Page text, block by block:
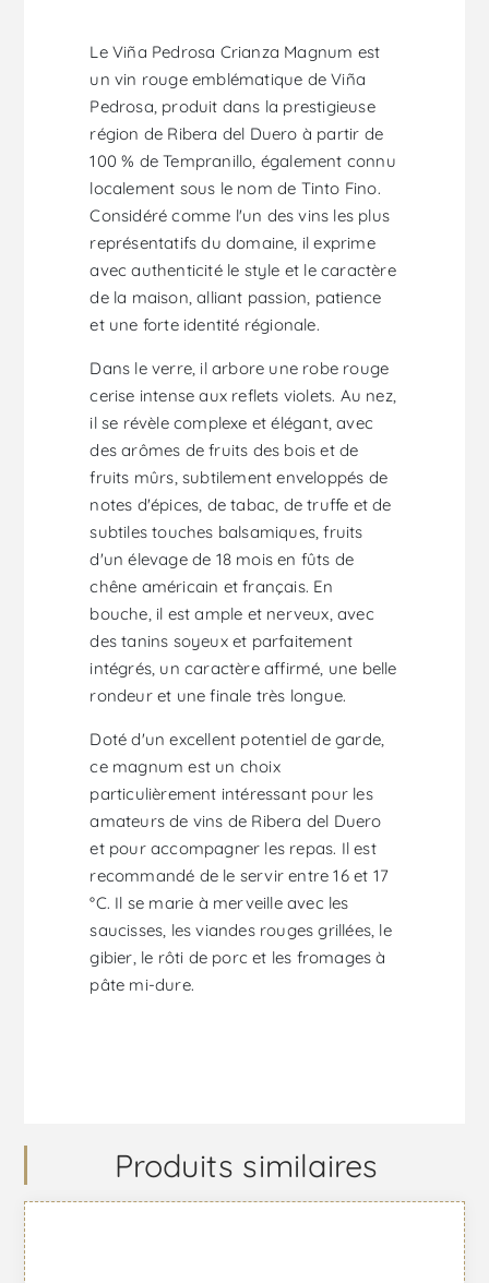
Le Viña Pedrosa Crianza Magnum est
un vin rouge emblématique de Viña
Pedrosa, produit dans la prestigieuse
région de Ribera del Duero à partir de
100 % de Tempranillo, également connu
localement sous le nom de Tinto Fino.
Considéré comme l'un des vins les plus
représentatifs du domaine, il exprime
avec authenticité le style et le caractère
de la maison, alliant passion, patience
et une forte identité régionale.
Dans le verre, il arbore une robe rouge
cerise intense aux reflets violets. Au nez,
il se révèle complexe et élégant, avec
des arômes de fruits des bois et de
fruits mûrs, subtilement enveloppés de
notes d'épices, de tabac, de truffe et de
subtiles touches balsamiques, fruits
d'un élevage de 18 mois en fûts de
chêne américain et français. En
bouche, il est ample et nerveux, avec
des tanins soyeux et parfaitement
intégrés, un caractère affirmé, une belle
rondeur et une finale très longue.
Doté d'un excellent potentiel de garde,
ce magnum est un choix
particulièrement intéressant pour les
amateurs de vins de Ribera del Duero
et pour accompagner les repas. Il est
recommandé de le servir entre 16 et 17
°C. Il se marie à merveille avec les
saucisses, les viandes rouges grillées, le
gibier, le rôti de porc et les fromages à
pâte mi-dure.
Produits similaires